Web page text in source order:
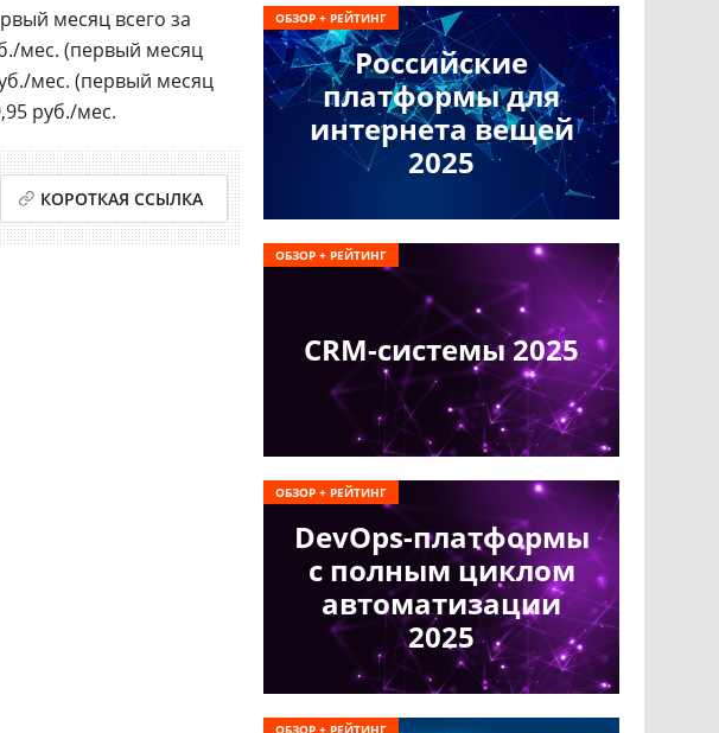
месяц всего за
мес. (первый месяц
мес. (первый месяц
руб./мес.
КОРОТКАЯ ССЫЛКА
Российские
платформы для
интернета вещей
2025
ОБЗОР + РЕЙТИНГ
CRM-системы 2025
ОБЗОР + РЕЙТИНГ
DevOps-платформы
с полным циклом
автоматизации
2025
ОБЗОР + РЕЙТИНГ
ОБЗОР + РЕЙТИНГ